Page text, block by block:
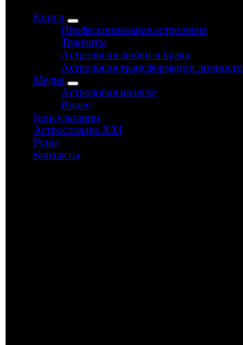
Книги
Профессиональная астрология
Транзиты
Астрология любви и брака
Астрология трансформации личности
Медиа
Астрология налегке
Видео
Консультации
Астрословарь XXI
Руны
Контакты